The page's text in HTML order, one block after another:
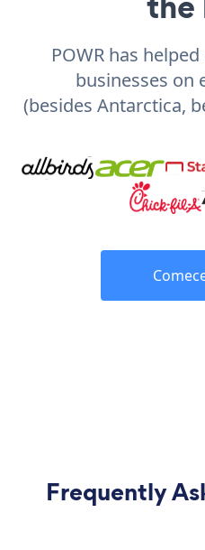
POWR has
businesses on
(besides Antarctica,
Frequently